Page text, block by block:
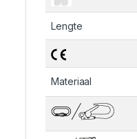
Lengte
Materiaal